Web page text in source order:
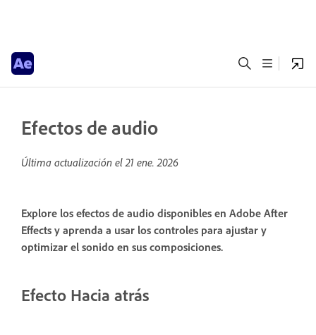
Efectos de audio
Última actualización el21 ene. 2026
Explore los efectos de audio disponibles en Adobe After
Effects y aprenda a usar los controles para ajustar y
optimizar el sonido en sus composiciones.
Efecto Hacia atrás